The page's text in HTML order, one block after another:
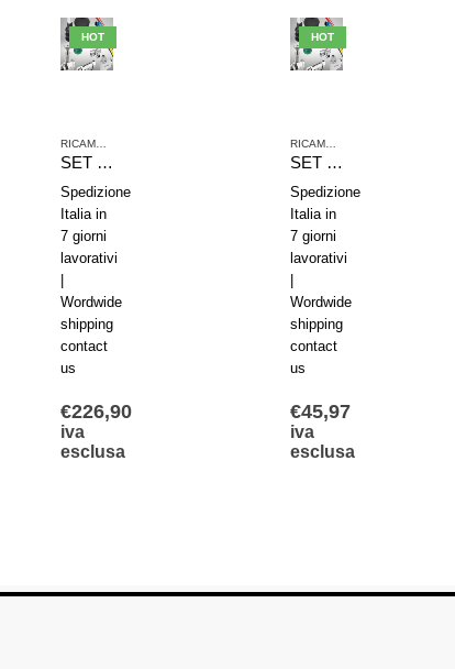
HOT
RICAMBI AVENTICS
SET RICAMBI 1827004821 AVENTICS SERIE PRA C10A D200 INTERIOR KIT
Spedizione
Italia in
7 giorni
lavorativi
Wordwide
shipping
contact
us
€226,90
iva
esclusa
HOT
RICAMBI AVENTICS
SET RICAMBI 1827008917 AVENTICS SERIE KPZ D20
Spedizione
Italia in
7 giorni
lavorativi
Wordwide
shipping
contact
us
€45,97
iva
esclusa